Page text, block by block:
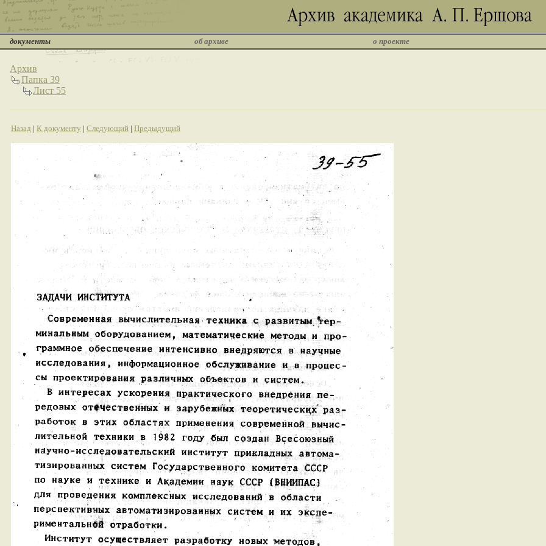
документы об архиве о проекте
Архив
Папка 39
Лист 55
Назад | К документу | Следующий | Предыдущий